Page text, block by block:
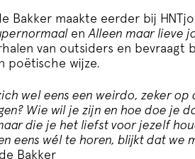
Bakker maakte eerder bij
enAlleen maar lieve
van outsiders en bevraagt
poëtische wijze.
wel eens een weirdo, zeker
Wie wil je zijn en hoe doe je
die je het liefst voor jezelf
eens wél te horen, blijkt dat we
Bakker